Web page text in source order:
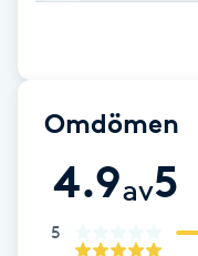
Fransk manikyr
Fransrengöring
Frekvensterapi
Omdömen
4.9av5
5